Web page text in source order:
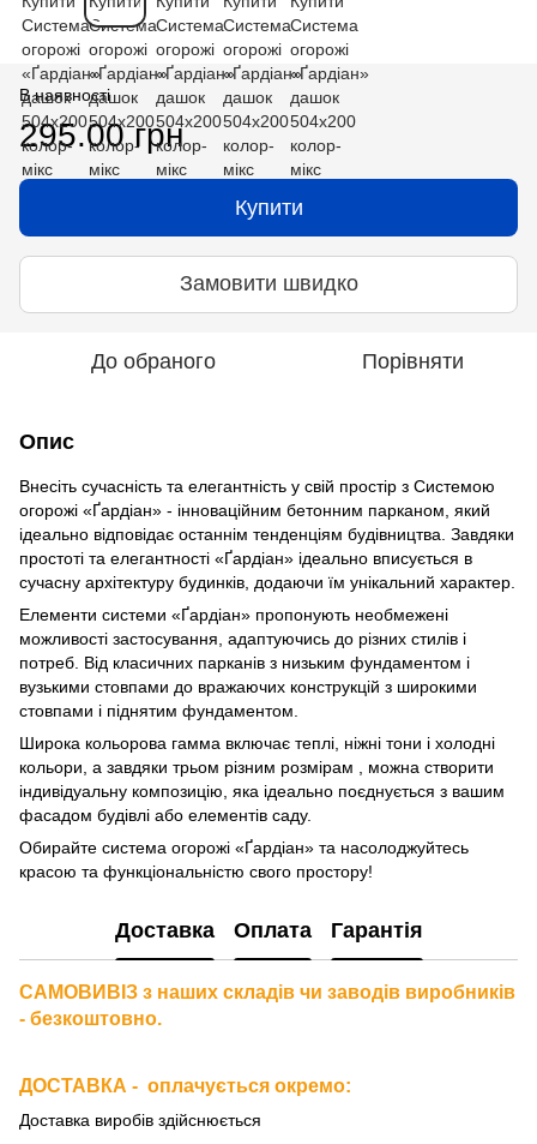
В наявності
295.00 грн
Купити
Замовити швидко
До обраного Порівняти
Опис
Внесіть сучасність та елегантність у свій простір з Системою
огорожі «Ґардіан» - інноваційним бетонним парканом, який
ідеально відповідає останнім тенденціям будівництва. Завдяки
простоті та елегантності «Ґардіан» ідеально вписується в
сучасну архітектуру будинків, додаючи їм унікальний характер.
Елементи системи «Ґардіан» пропонують необмежені
можливості застосування, адаптуючись до різних стилів і
потреб. Від класичних парканів з низьким фундаментом і
вузькими стовпами до вражаючих конструкцій з широкими
стовпами і піднятим фундаментом.
Широка кольорова гамма включає теплі, ніжні тони і холодні
кольори, а завдяки трьом різним розмірам , можна створити
індивідуальну композицію, яка ідеально поєднується з вашим
фасадом будівлі або елементів саду.
Обирайте система огорожі «Ґардіан» та насолоджуйтесь
красою та функціональністю свого простору!
Доставка Оплата Гарантія
САМОВИВІЗ з наших складів чи заводів виробників
- безкоштовно.
ДОСТАВКА - оплачується окремо:
Доставка виробів здійснюється